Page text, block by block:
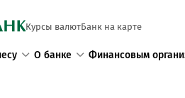
Курсы валютБанк на карте
О банке Финансовым